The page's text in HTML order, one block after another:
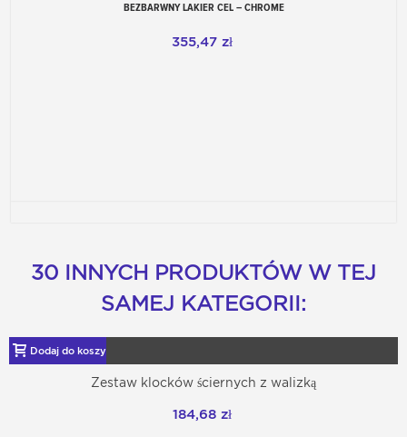
BEZBARWNY LAKIER CEL – CHROME
355,47 zł
30 INNYCH PRODUKTÓW W TEJ
SAMEJ KATEGORII:
Dodaj do koszyka
Zestaw klocków ściernych z walizką
184,68 zł